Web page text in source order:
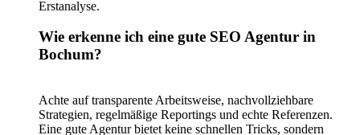
Erstanalyse.
Wie erkenne ich eine gute SEO Agentur in
Bochum?
Achte auf transparente Arbeitsweise, nachvollziehbare
Strategien, regelmäßige Reportings und echte Referenzen.
Eine gute Agentur bietet keine schnellen Tricks, sondern